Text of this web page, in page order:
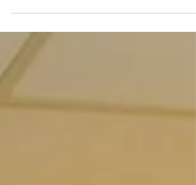
Rencontre avec les membres
l'ASBL Le Gué